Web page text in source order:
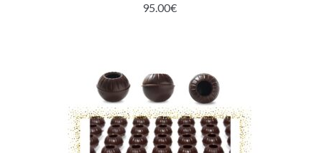
95.00€